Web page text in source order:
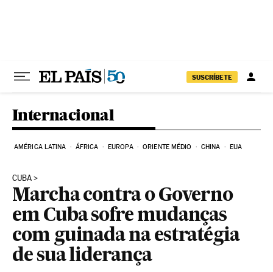
SUSCRÍBETE
Internacional
AMÉRICA LATINA ÁFRICA EUROPA ORIENTE MÉDIO CHINA EUA
CUBA
Marcha contra o Governo
em Cuba sofre mudanças
com guinada na estratégia
de sua liderança